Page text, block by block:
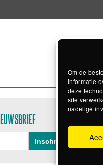
Om de
informatie
deze
site
nadelige